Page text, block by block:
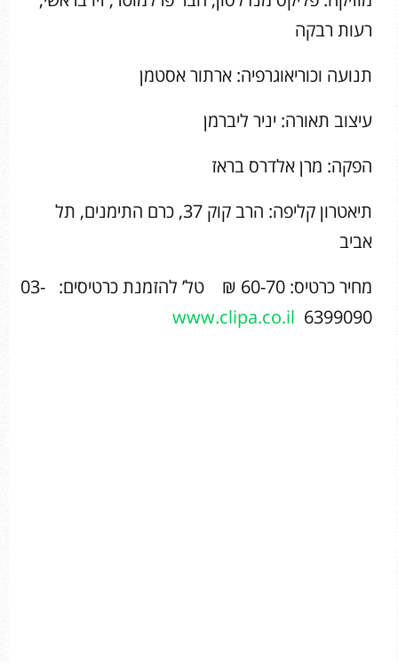
רעות רבקה
תנועה וכוריאוגרפיה: ארתור אסטמן
עיצוב תאורה: יניר ליברמן
הפקה: מרן אלדרס בראז
תיאטרון קליפה: הרב קוק 37, כרם התימנים, תל
אביב
מחיר כרטיס: 60-70 ₪ טל’ להזמנת כרטיסים: 03-
6399090
www.clipa.co.il